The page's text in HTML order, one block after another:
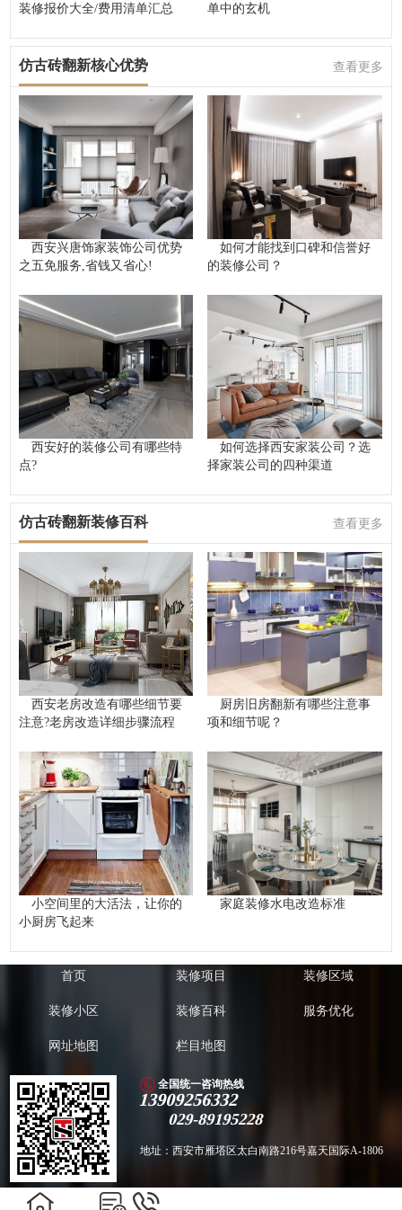
装修报价大全/费用清单汇总
单中的玄机
仿古砖翻新核心优势 查看更多
西安兴唐饰家装饰公司优势
之五免服务,省钱又省心!
如何才能找到口碑和信誉好
的装修公司？
西安好的装修公司有哪些特
点?
如何选择西安家装公司？选
择家装公司的四种渠道
仿古砖翻新装修百科 查看更多
西安老房改造有哪些细节要
注意?老房改造详细步骤流程
厨房旧房翻新有哪些注意事
项和细节呢？
小空间里的大活法，让你的
小厨房飞起来
家庭装修水电改造标准
首页 装修项目 装修区域
装修小区 装修百科 服务优化
网址地图 栏目地图
全国统一咨询热线
13909256332
029-89195228
地址：西安市雁塔区太白南路216号嘉天国际A-1806